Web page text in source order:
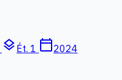
layers Ét. 1 calendar_today2024